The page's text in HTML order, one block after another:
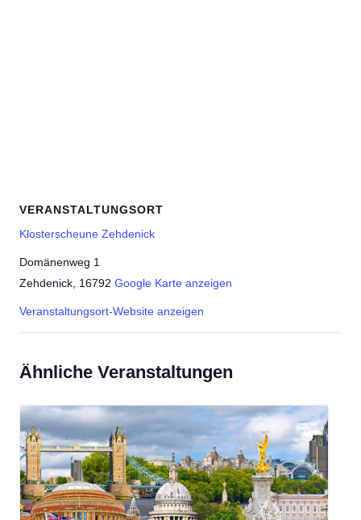
VERANSTALTUNGSORT
Klosterscheune Zehdenick
Domänenweg 1
Zehdenick 16792 Google Karte anzeigen
Veranstaltungsort-Website anzeigen
Ähnliche Veranstaltungen